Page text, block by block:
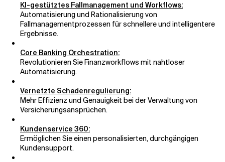
KI-gestütztes Fallmanagement und Workflows:
Automatisierung und Rationalisierung von
Fallmanagementprozessen für schnellere und intelligentere
Ergebnisse.
Core Banking Orchestration:
Revolutionieren Sie Finanzworkflows mit nahtloser
Automatisierung.
Vernetzte Schadenregulierung:
Mehr Effizienz und Genauigkeit bei der Verwaltung von
Versicherungsansprüchen.
Kundenservice 360:
Ermöglichen Sie einen personalisierten, durchgängigen
Kundensupport.